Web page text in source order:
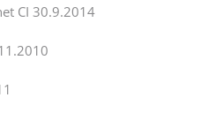
CI 30.9.2014